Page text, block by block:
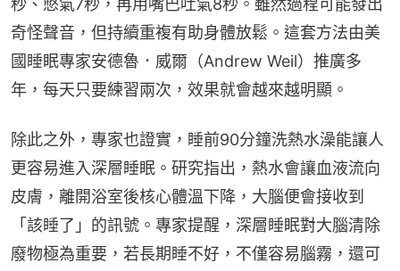
奇怪聲音，但持續重複有助身體放鬆。這套方法由美
國睡眠專家安德魯．威爾（Andrew Weil）推廣多
年，每天只要練習兩次，效果就會越來越明顯。
除此之外，專家也證實，睡前90分鐘洗熱水澡能讓人
更容易進入深層睡眠。研究指出，熱水會讓血液流向
皮膚，離開浴室後核心體溫下降，大腦便會接收到
「該睡了」的訊號。專家提醒，深層睡眠對大腦清除
廢物極為重要，若長期睡不好，不僅容易腦霧，還可